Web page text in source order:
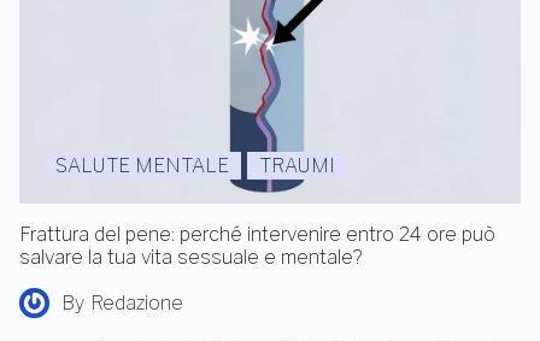
SALUTE MENTALE TRAUMI
Frattura del pene: perché intervenire entro 24 ore può
salvare la tua vita sessuale e mentale?
By Redazione